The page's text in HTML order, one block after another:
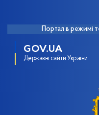
Портал в режимі
GOV.UA
Державні сайти України